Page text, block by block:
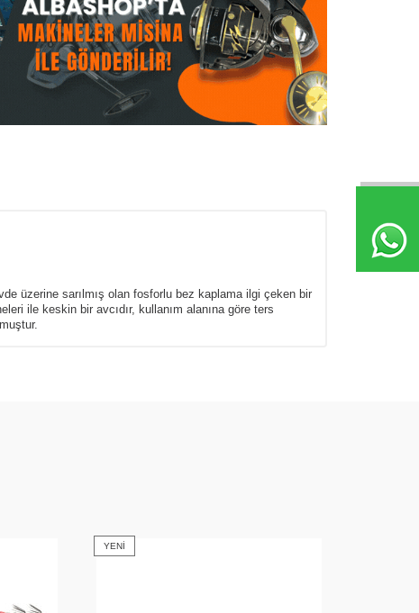
üzerine sarılmış olan fosforlu bez kaplama ilgi çeken bir
ile keskin bir avcıdır, kullanım alanına göre ters
YENI